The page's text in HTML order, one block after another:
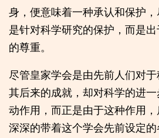
身，便意味着一种承认和保护
是针对科学研究的保护，而是
的尊重。
尽管皇家学会是由先前人们对
其后来的成就，却对科学的进
动作用，而正是由于这种作用
深深的带着这个学会先前设定